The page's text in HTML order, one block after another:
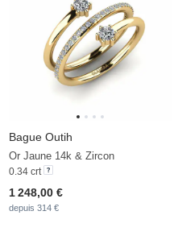
Bague Outih
Or Jaune 14k & Zircon
0.34 crt
1 248,00 €
depuis 314 €